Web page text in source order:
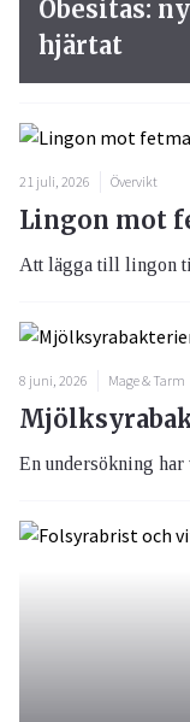
21 juli, 2026 Övervikt
Lingon mot
Att lägga till lingon
8 juni, 2026 Mage & Tarm
En undersökning har
Obesitas:
hjärtat